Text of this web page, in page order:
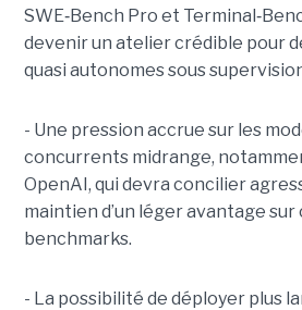
SWE‑Bench Pro et Terminal‑
devenir un atelier crédible pour
quasi autonomes sous
- Une pression accrue sur les
concurrents midrange,
OpenAI, qui devra concilier
maintien d’un léger avantage
benchmarks.
- La possibilité de déployer plus